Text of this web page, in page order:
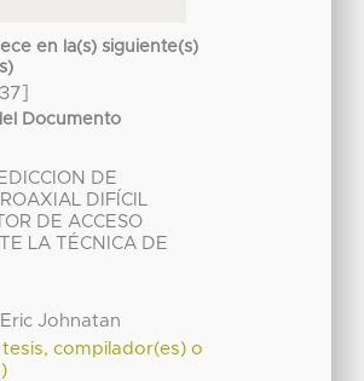
en la(s) siguiente(s)
Documento
DE
DIFÍCIL
DE ACCESO
LA TÉCNICA DE
Johnatan
compilador(es) o